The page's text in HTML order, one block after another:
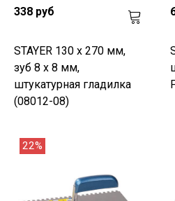
338 руб
STAYER 130 х 270 мм,
зуб 8 х 8 мм,
штукатурная гладилка
(08012-08)
22%